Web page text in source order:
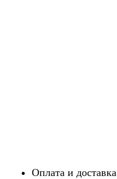
Оплата и доставка